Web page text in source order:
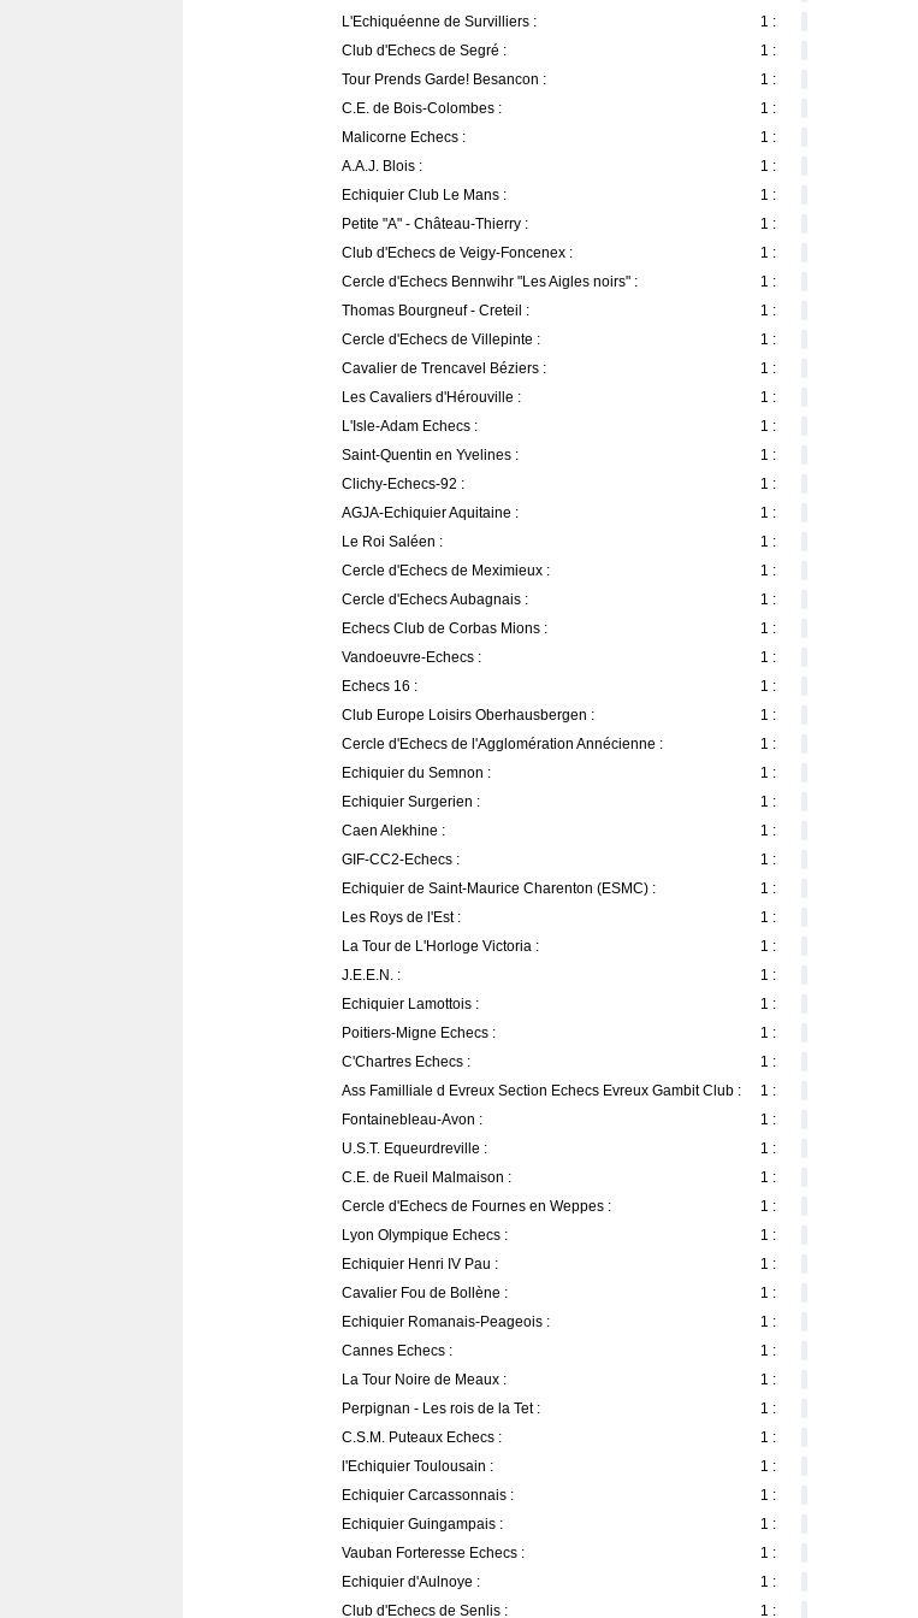
L'Echiquéenne de Survilliers :
1 :
Club d'Echecs de Segré :
1 :
Tour Prends Garde! Besancon :
1 :
C.E. de Bois-Colombes :
1 :
Malicorne Echecs :
1 :
A.A.J. Blois :
1 :
Echiquier Club Le Mans :
1 :
Petite "A" - Château-Thierry :
1 :
Club d'Echecs de Veigy-Foncenex :
1 :
Cercle d'Echecs Bennwihr "Les Aigles noirs" :
1 :
Thomas Bourgneuf - Creteil :
1 :
Cercle d'Echecs de Villepinte :
1 :
Cavalier de Trencavel Béziers :
1 :
Les Cavaliers d'Hérouville :
1 :
L'Isle-Adam Echecs :
1 :
Saint-Quentin en Yvelines :
1 :
Clichy-Echecs-92 :
1 :
AGJA-Echiquier Aquitaine :
1 :
Le Roi Saléen :
1 :
Cercle d'Echecs de Meximieux :
1 :
Cercle d'Echecs Aubagnais :
1 :
Echecs Club de Corbas Mions :
1 :
Vandoeuvre-Echecs :
1 :
Echecs 16 :
1 :
Club Europe Loisirs Oberhausbergen :
1 :
Cercle d'Echecs de l'Agglomération Annécienne :
1 :
Echiquier du Semnon :
1 :
Echiquier Surgerien :
1 :
Caen Alekhine :
1 :
GIF-CC2-Echecs :
1 :
Echiquier de Saint-Maurice Charenton (ESMC) :
1 :
Les Roys de l'Est :
1 :
La Tour de L'Horloge Victoria :
1 :
J.E.E.N. :
1 :
Echiquier Lamottois :
1 :
Poitiers-Migne Echecs :
1 :
C'Chartres Echecs :
1 :
Ass Familliale d Evreux Section Echecs Evreux Gambit Club :
1 :
Fontainebleau-Avon :
1 :
U.S.T. Equeurdreville :
1 :
C.E. de Rueil Malmaison :
1 :
Cercle d'Echecs de Fournes en Weppes :
1 :
Lyon Olympique Echecs :
1 :
Echiquier Henri IV Pau :
1 :
Cavalier Fou de Bollène :
1 :
Echiquier Romanais-Peageois :
1 :
Cannes Echecs :
1 :
La Tour Noire de Meaux :
1 :
Perpignan - Les rois de la Tet :
1 :
C.S.M. Puteaux Echecs :
1 :
l'Echiquier Toulousain :
1 :
Echiquier Carcassonnais :
1 :
Echiquier Guingampais :
1 :
Vauban Forteresse Echecs :
1 :
Echiquier d'Aulnoye :
1 :
Club d'Echecs de Senlis :
1 :